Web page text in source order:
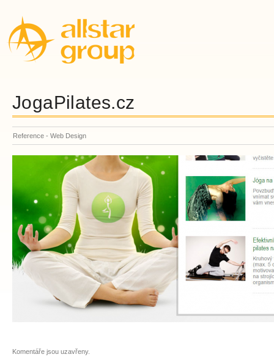
JogaPilates.cz
Reference - Web Design
Komentáře jsou uzavřeny.